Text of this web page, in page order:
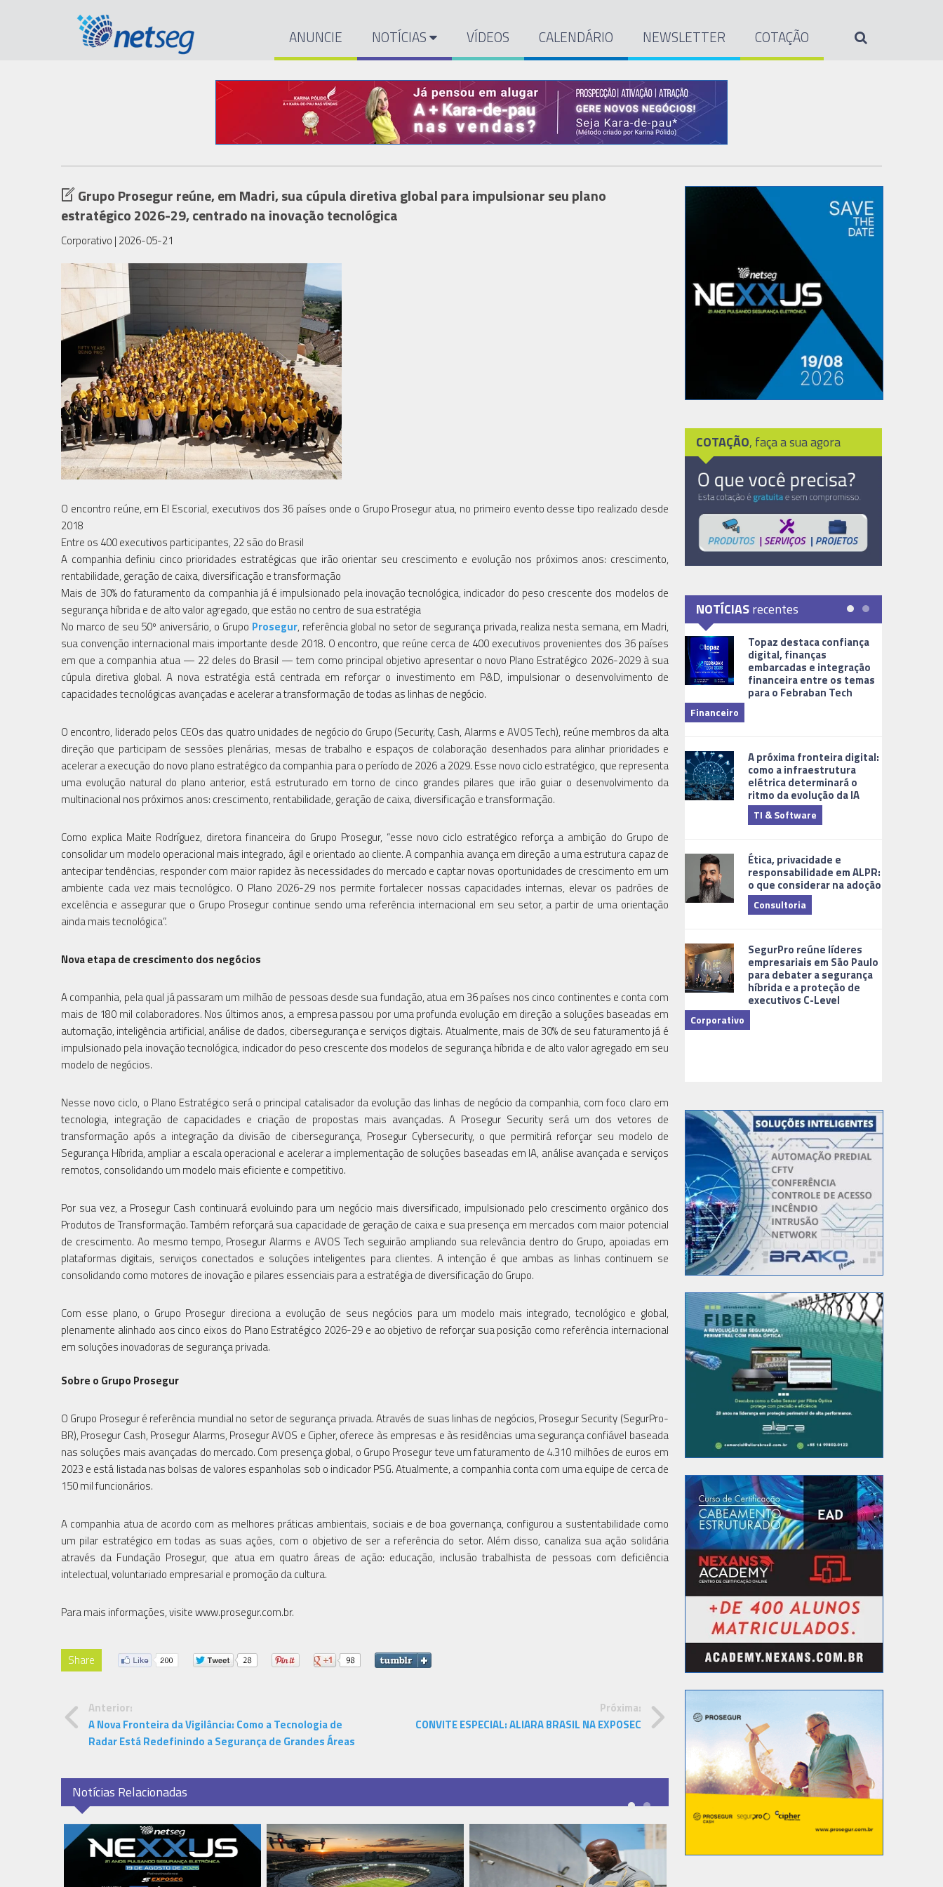
ANUNCIE NOTÍCIAS VÍDEOS CALENDÁRIO NEWSLETTER COTAÇÃO
Grupo Prosegur reúne, em Madri, sua cúpula diretiva global para impulsionar seu plano
estratégico 2026-29, centrado na inovação tecnológica
Corporativo | 2026-05-21
O encontro reúne, em El Escorial, executivos dos 36 países onde o Grupo Prosegur atua, no primeiro evento desse tipo realizado desde
2018
Entre os 400 executivos participantes, 22 são do Brasil
A companhia definiu cinco prioridades estratégicas que irão orientar seu crescimento e evolução nos próximos anos: crescimento,
rentabilidade, geração de caixa, diversificação e transformação
Mais de 30% do faturamento da companhia já é impulsionado pela inovação tecnológica, indicador do peso crescente dos modelos de
segurança híbrida e de alto valor agregado, que estão no centro de sua estratégia
No marco de seu 50º aniversário, o Grupo Prosegur, referência global no setor de segurança privada, realiza nesta semana, em Madri,
sua convenção internacional mais importante desde 2018. O encontro, que reúne cerca de 400 executivos provenientes dos 36 países
em que a companhia atua — 22 deles do Brasil — tem como principal objetivo apresentar o novo Plano Estratégico 2026-2029 à sua
cúpula diretiva global. A nova estratégia está centrada em reforçar o investimento em P&D, impulsionar o desenvolvimento de
capacidades tecnológicas avançadas e acelerar a transformação de todas as linhas de negócio.
O encontro, liderado pelos CEOs das quatro unidades de negócio do Grupo (Security, Cash, Alarms e AVOS Tech), reúne membros da alta
direção que participam de sessões plenárias, mesas de trabalho e espaços de colaboração desenhados para alinhar prioridades e
acelerar a execução do novo plano estratégico da companhia para o período de 2026 a 2029. Esse novo ciclo estratégico, que representa
uma evolução natural do plano anterior, está estruturado em torno de cinco grandes pilares que irão guiar o desenvolvimento da
multinacional nos próximos anos: crescimento, rentabilidade, geração de caixa, diversificação e transformação.
Como explica Maite Rodríguez, diretora financeira do Grupo Prosegur, “esse novo ciclo estratégico reforça a ambição do Grupo de
consolidar um modelo operacional mais integrado, ágil e orientado ao cliente. A companhia avança em direção a uma estrutura capaz de
antecipar tendências, responder com maior rapidez às necessidades do mercado e captar novas oportunidades de crescimento em um
ambiente cada vez mais tecnológico. O Plano 2026-29 nos permite fortalecer nossas capacidades internas, elevar os padrões de
excelência e assegurar que o Grupo Prosegur continue sendo uma referência internacional em seu setor, a partir de uma orientação
ainda mais tecnológica”.
Nova etapa de crescimento dos negócios
A companhia, pela qual já passaram um milhão de pessoas desde sua fundação, atua em 36 países nos cinco continentes e conta com
mais de 180 mil colaboradores. Nos últimos anos, a empresa passou por uma profunda evolução em direção a soluções baseadas em
automação, inteligência artificial, análise de dados, cibersegurança e serviços digitais. Atualmente, mais de 30% de seu faturamento já é
impulsionado pela inovação tecnológica, indicador do peso crescente dos modelos de segurança híbrida e de alto valor agregado em seu
modelo de negócios.
Nesse novo ciclo, o Plano Estratégico será o principal catalisador da evolução das linhas de negócio da companhia, com foco claro em
tecnologia, integração de capacidades e criação de propostas mais avançadas. A Prosegur Security será um dos vetores de
transformação após a integração da divisão de cibersegurança, Prosegur Cybersecurity, o que permitirá reforçar seu modelo de
Segurança Híbrida, ampliar a escala operacional e acelerar a implementação de soluções baseadas em IA, análise avançada e serviços
remotos, consolidando um modelo mais eficiente e competitivo.
Por sua vez, a Prosegur Cash continuará evoluindo para um negócio mais diversificado, impulsionado pelo crescimento orgânico dos
Produtos de Transformação. Também reforçará sua capacidade de geração de caixa e sua presença em mercados com maior potencial
de crescimento. Ao mesmo tempo, Prosegur Alarms e AVOS Tech seguirão ampliando sua relevância dentro do Grupo, apoiadas em
plataformas digitais, serviços conectados e soluções inteligentes para clientes. A intenção é que ambas as linhas continuem se
consolidando como motores de inovação e pilares essenciais para a estratégia de diversificação do Grupo.
Com esse plano, o Grupo Prosegur direciona a evolução de seus negócios para um modelo mais integrado, tecnológico e global,
plenamente alinhado aos cinco eixos do Plano Estratégico 2026-29 e ao objetivo de reforçar sua posição como referência internacional
em soluções inovadoras de segurança privada.
Sobre o Grupo Prosegur
O Grupo Prosegur é referência mundial no setor de segurança privada. Através de suas linhas de negócios, Prosegur Security (SegurPro-
BR), Prosegur Cash, Prosegur Alarms, Prosegur AVOS e Cipher, oferece às empresas e às residências uma segurança confiável baseada
nas soluções mais avançadas do mercado. Com presença global, o Grupo Prosegur teve um faturamento de 4.310 milhões de euros em
2023 e está listada nas bolsas de valores espanholas sob o indicador PSG. Atualmente, a companhia conta com uma equipe de cerca de
150 mil funcionários.
A companhia atua de acordo com as melhores práticas ambientais, sociais e de boa governança, configurou a sustentabilidade como
um pilar estratégico em todas as suas ações, com o objetivo de ser a referência do setor. Além disso, canaliza sua ação solidária
através da Fundação Prosegur, que atua em quatro áreas de ação: educação, inclusão trabalhista de pessoas com deficiência
intelectual, voluntariado empresarial e promoção da cultura.
Para mais informações, visite www.prosegur.com.br.
Share
Anterior:
A Nova Fronteira da Vigilância: Como a Tecnologia de
Radar Está Redefinindo a Segurança de Grandes Áreas
Próxima:
CONVITE ESPECIAL: ALIARA BRASIL NA EXPOSEC
Notícias Relacionadas
COTAÇÃO, faça a sua agora
NOTÍCIASrecentes
Topaz destaca confiança
digital, finanças
embarcadas e integração
financeira entre os temas
para o Febraban Tech
Financeiro
A próxima fronteira digital:
como a infraestrutura
elétrica determinará o
ritmo da evolução da IA
TI & Software
Ética, privacidade e
responsabilidade em ALPR:
o que considerar na adoção
Consultoria
SegurPro reúne líderes
empresariais em São Paulo
para debater a segurança
híbrida e a proteção de
executivos C-Level
Corporativo